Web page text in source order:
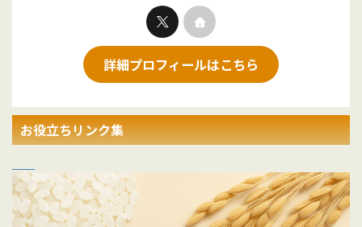
詳細プロフィールはこちら
お役立ちリンク集